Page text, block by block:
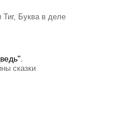
Буква в деле
сказки